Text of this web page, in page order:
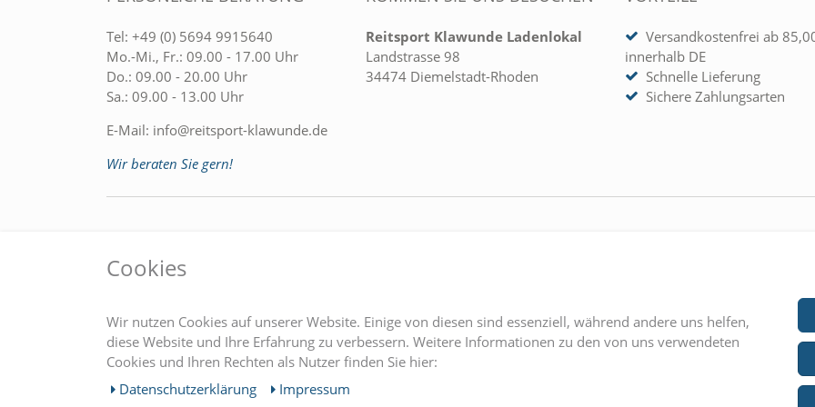
Tel: +49 (0) 5694 9915640
Mo.-Mi., Fr.: 09.00 - 17.00 Uhr
Do.: 09.00 - 20.00 Uhr
Sa.: 09.00 - 13.00 Uhr
E-Mail: info@reitsport-klawunde.de
Wir beraten Sie gern!
Reitsport Klawunde Ladenlokal
Landstrasse 98
34474 Diemelstadt-Rhoden
Versandkostenfrei ab
innerhalb DE
Schnelle Lieferung
Sichere Zahlungsarten
» Versandkosten
» Widerrufsrecht
» Widerrufsformular
Login
» AGB
» Impressum
Cookies
Wir nutzen Cookies auf unserer Website. Einige von diesen sind essenziell, während andere uns helfen,
diese Website und Ihre Erfahrung zu verbessern. Weitere Informationen zu den von uns verwendeten
Cookies und Ihren Rechten als Nutzer finden Sie hier:
Daten­schutz­erklärung
Impressum